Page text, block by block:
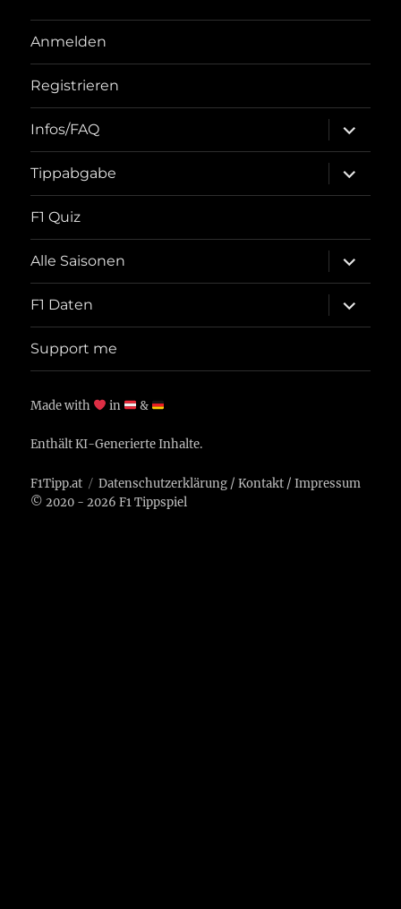
Anmelden
Registrieren
Infos/FAQ
öffnen
Tippabgabe
öffnen
F1 Quiz
Alle Saisonen
öffnen
F1 Daten
öffnen
Support me
Made with in &
Enthält KI-Generierte Inhalte.
F1Tipp.at Datenschutzerklärung /Kontakt /Impressum
© 2020 - 2026 F1 Tippspiel